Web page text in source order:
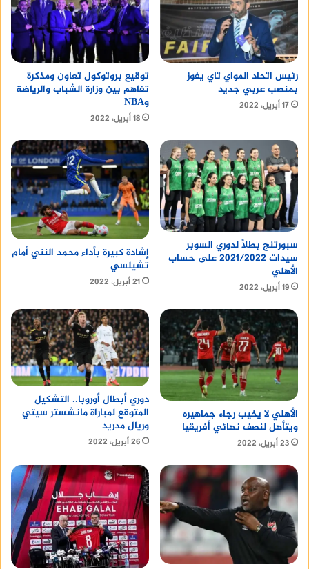
رئيس اتحاد المواي تاي يفوز
بمنصب عربي جديد
17 أبريل، 2022
توقيع بروتوكول تعاون ومذكرة
تفاهم بين وزارة الشباب والرياضة
وNBA
18 أبريل، 2022
سبورتنج بطلًا لدوري السوبر
سيدات 2021/2022 على حساب
الأهلي
19 أبريل، 2022
إشادة كبيرة بأداء محمد النني أمام
تشيلسي
21 أبريل، 2022
الأهلي لا يخيب رجاء جماهيره
ويتأهل لنصف نهائي أفريقيا
23 أبريل، 2022
دوري أبطال أوروبا.. التشكيل
المتوقع لمباراة مانشستر سيتي
وريال مدريد
26 أبريل، 2022